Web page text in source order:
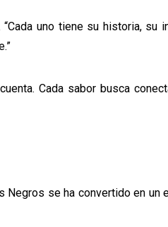
uno tiene su historia, su
Cada sabor busca
Negros se ha convertido en